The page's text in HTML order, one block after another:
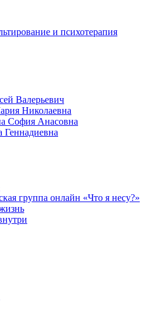
и психотерапия
Валерьевич
Николаевна
София Анасовна
Геннадиевна
группа онлайн «Что я несу?»